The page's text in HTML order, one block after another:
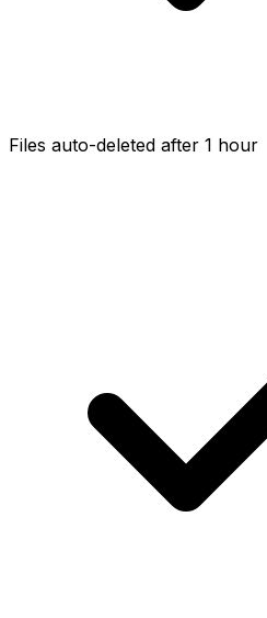
Files auto-deleted after 1 hour